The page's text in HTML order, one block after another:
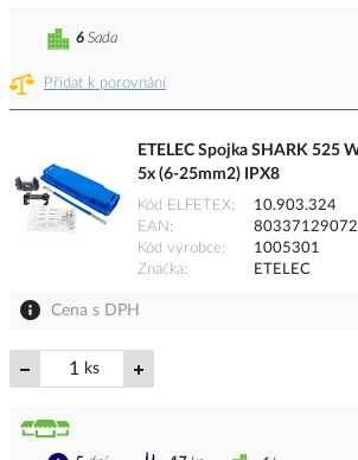
Přidat k porovnání
6 Sada
ETELEC Spojka SHARK 525
5x (6-25mm2) IPX8
Kód ELFETEX
10.903.324
EAN
Kód výrobce
1005301
Značka
ETELEC
Cena s DPH
ks